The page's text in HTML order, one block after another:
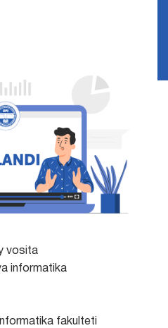
vosita
informatika
fakulteti